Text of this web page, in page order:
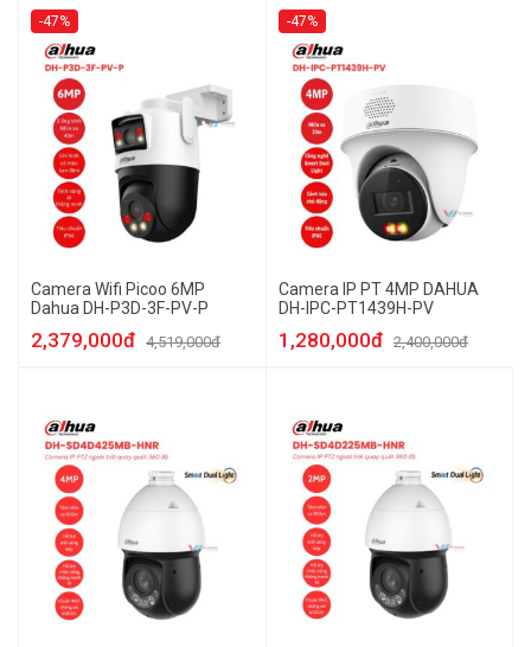
-47%
Camera Wifi Picoo 6MP
Dahua DH-P3D-3F-PV-P
2,379,000đ 4,519,000đ
-47%
Camera IP PT 4MP DAHUA
DH-IPC-PT1439H-PV
1,280,000đ 2,400,000đ